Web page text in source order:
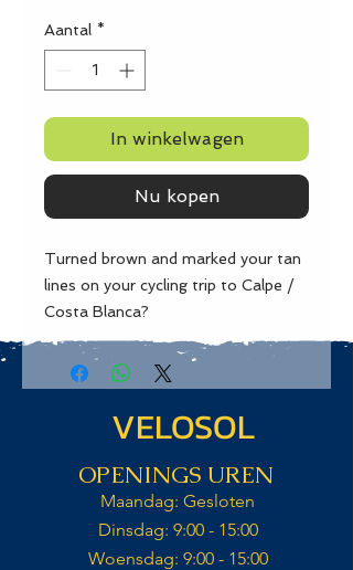
Aantal *
In winkelwagen
Nu kopen
Turned brown and marked your tan
lines on your cycling trip to Calpe /
Costa Blanca?
VELOSOL
OPENINGS UREN
Maandag: Gesloten​
Dinsdag: 9:00 - 15:00​
Woensdag: 9:00 - 15:00​